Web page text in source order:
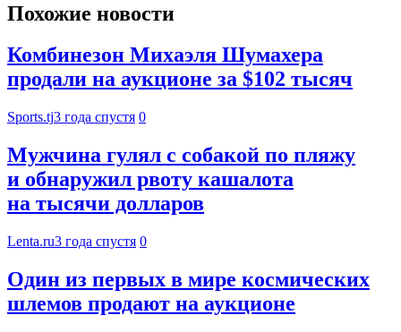
Похожие новости
Комбинезон Михаэля Шумахера
продали на аукционе за $102 тысяч
Sports.tj3 года спустя 0
Мужчина гулял с собакой по пляжу
и обнаружил рвоту кашалота
на тысячи долларов
Lenta.ru3 года спустя 0
Один из первых в мире космических
шлемов продают на аукционе